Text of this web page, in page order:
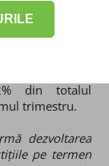
derulate, de
dedicate
și de
și medie
din totalul
trimestru.
dezvoltarea
pe termen